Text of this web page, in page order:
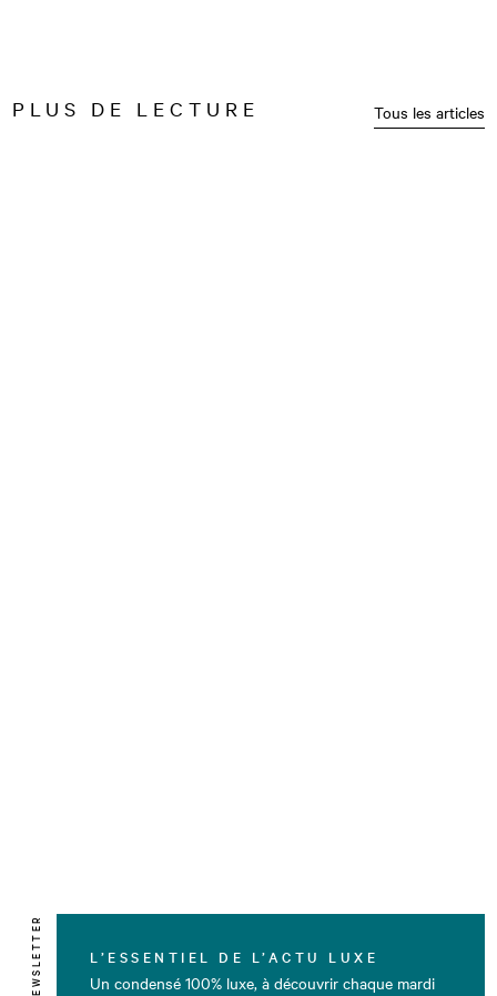
PLUS DE LECTURE Tous les articles
NEWSLETTER L’ESSENTIEL DE L’ACTU LUXE
Un condensé 100% luxe, à découvrir chaque mardi